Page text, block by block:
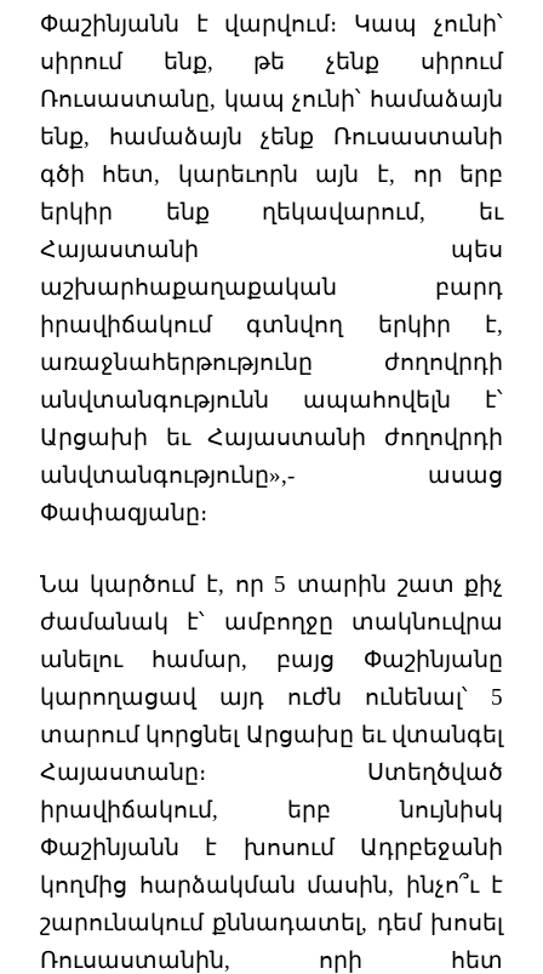
Փաշինյանն է վարվում։ Կապ չունի՝
սիրում ենք, թե չենք սիրում
Ռուսաստանը, կապ չունի՝ համաձայն
ենք, համաձայն չենք Ռուսաստանի
գծի հետ, կարեւորն այն է, որ երբ
երկիր ենք ղեկավարում, եւ
Հայաստանի պես
աշխարհաքաղաքական բարդ
իրավիճակում գտնվող երկիր է,
առաջնահերթությունը ժողովրդի
անվտանգությունն ապահովելն է՝
Արցախի եւ Հայաստանի ժողովրդի
անվտանգությունը»,- ասաց
Փափազյանը։
Նա կարծում է, որ 5 տարին շատ քիչ
ժամանակ է՝ ամբողջը տակնուվրա
անելու համար, բայց Փաշինյանը
կարողացավ այդ ուժն ունենալ՝ 5
տարում կորցնել Արցախը եւ վտանգել
Հայաստանը։ Ստեղծված
իրավիճակում, երբ նույնիսկ
Փաշինյանն է խոսում Ադրբեջանի
կողմից հարձակման մասին, ինչո՞ւ է
շարունակում քննադատել, դեմ խոսել
Ռուսաստանին, որի հետ